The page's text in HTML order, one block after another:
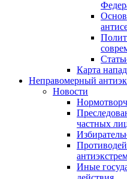
Карта
Неправомерный
Новости
частных
Иные